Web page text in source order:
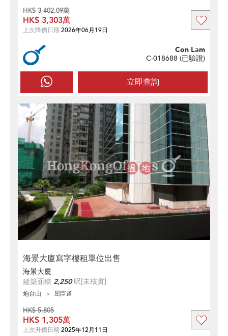
立即查詢
Con Lam
C-018688 (已驗證)
HK$ 3,402.09萬
HK$ 3,303萬
上次降價日期 2026年06月19日
海景大廈寫字樓租單位出售
海景大廈
建築面積 2,250呎[未核實]
炮台山 屈臣道
HK$ 5,805
HK$ 1,305萬
上次升價日期 2025年12月11日